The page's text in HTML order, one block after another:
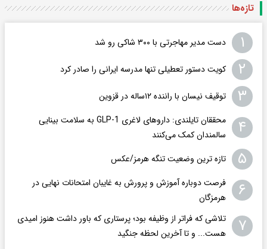
تازه‌ها
۱ دست مدیر مهاجرتی با ۳۰۰ شاکی رو شد
۲ کویت دستور تعطیلی تنها مدرسه ایرانی را صادر کرد
۳ توقیف نیسان با راننده ۱۲ساله در قزوین
۴
محققان تایلندی: داروهای لاغری GLP-1 به سلامت بینایی
سالمندان کمک می‌کنند
۵ تازه ترین وضعیت تنگه هرمز/عکس
۶
فرصت دوباره آموزش و پرورش به غایبان امتحانات نهایی در
هرمزگان
۷
تلاشی که فراتر از وظیفه بود؛ پرستاری که باور داشت هنوز امیدی
هست... و تا آخرین لحظه جنگید